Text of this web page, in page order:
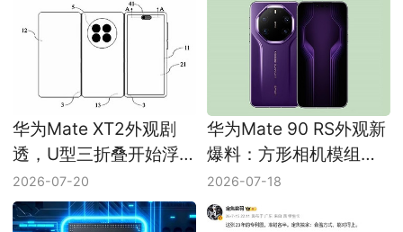
华为Mate XT2外观剧
透，U型三折叠开始浮
出水面
2026-07-20
华为Mate 90 RS外观新
爆料：方形相机模组有
望回到旗舰线
2026-07-18